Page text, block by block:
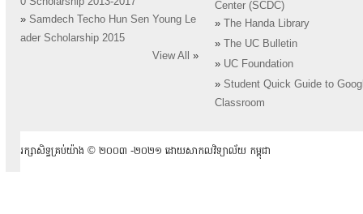
» Samdech Techo Hun Sen Young Le
ader Scholarship 2015
View All
»
Center (SCDC)
»
The Handa Library
»
The UC Bulletin
» UC Foundation
» Student Quick Guide to
Classroom
រក្សាសិទ្ធគ្រប់យ៉ាង ​© ២០០៣ -២០២១ ដោយសាកលវិទ្យាល័យ កម្ពុជា